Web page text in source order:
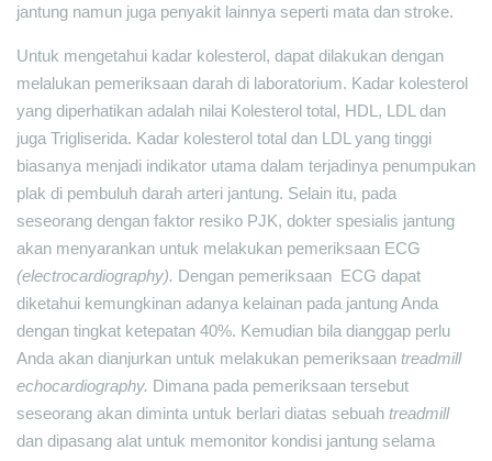
jantung namun juga penyakit lainnya seperti mata dan stroke.
Untuk mengetahui kadar kolesterol, dapat dilakukan dengan
melalukan pemeriksaan darah di laboratorium. Kadar kolesterol
yang diperhatikan adalah nilai Kolesterol total, HDL, LDL dan
juga Trigliserida. Kadar kolesterol total dan LDL yang tinggi
biasanya menjadi indikator utama dalam terjadinya penumpukan
plak di pembuluh darah arteri jantung. Selain itu, pada
seseorang dengan faktor resiko PJK, dokter spesialis jantung
akan menyarankan untuk melakukan pemeriksaan ECG
(electrocardiography). Dengan pemeriksaan ECG dapat
diketahui kemungkinan adanya kelainan pada jantung Anda
dengan tingkat ketepatan 40%. Kemudian bila dianggap perlu
Anda akan dianjurkan untuk melakukan pemeriksaan treadmill
echocardiography. Dimana pada pemeriksaan tersebut
seseorang akan diminta untuk berlari diatas sebuah treadmill
dan dipasang alat untuk memonitor kondisi jantung selama